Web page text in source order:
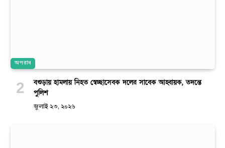
অপরাধ
বগুড়ায় হামলায় নিহত স্বেচ্ছাসেবক দলের সাবেক আহ্বায়ক, তদন্তে
পুলিশ
জুলাই ২৩, ২০২৬